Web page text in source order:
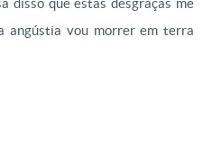
disso que estas desgraças me
angústia vou morrer em terra